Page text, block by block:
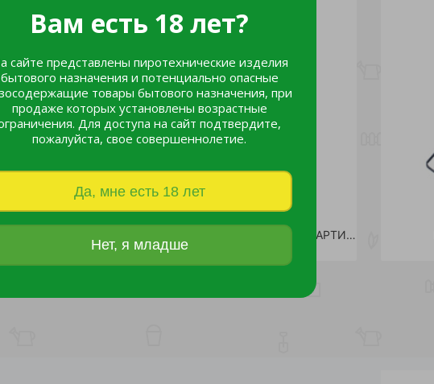
Вам есть 18 лет?
сайте представлены пиротехнические изделия
бытового назначения и потенциально опасные
товары бытового назначения, при
продаже которых установлены возрастные
Для доступа на сайт подтвердите,
пожалуйста, свое совершеннолетие.
Да, мне есть 18 лет
Нет, я младше
с ручкой АРТИ /50 Вилы Копальные с черенком АРТИ /5